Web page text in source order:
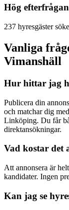
Hög efterfrågan
237 hyresgäster
Vanliga
Vimanshäll
Hur hittar jag
Publicera din
och matchar dig
Linköping. Du får
direktansökningar.
Vad kostar det
Att annonsera är
kandidater. Ingen
Kan jag se